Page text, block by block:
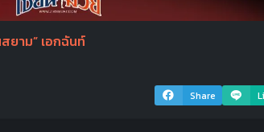
ยาม” เอกฉันท์
Share